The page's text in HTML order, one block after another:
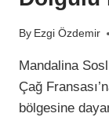
By Ezgi Özdemir
Mandalina
Çağ
bölgesine